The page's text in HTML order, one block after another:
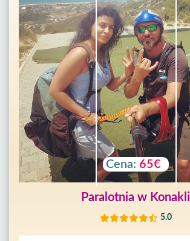
Cena: 65€
Paralotnia w Konakli
5.0